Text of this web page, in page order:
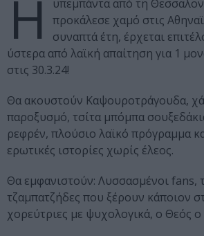
Η
υπεμπάντα από τη
προκάλεσε χαμό στις
συναπτά έτη, έρχεται
ύστερα από λαϊκή απαίτηση για 1
στις 30.3.24!
Θα ακουστούν Καψουροτράγουδα,
παροξυσμό, τσίτα μπόμπα
ρεφρέν, πλούσιο λαϊκό πρόγραμμα
ερωτικές ιστορίες χωρίς έλεος.
Θα εμφανιστούν: Λυσσασμένοι fans,
τζαμπατζήδες που ξέρουν κάποιον
χορεύτριες με ψυχολογικά, o Θεός ο